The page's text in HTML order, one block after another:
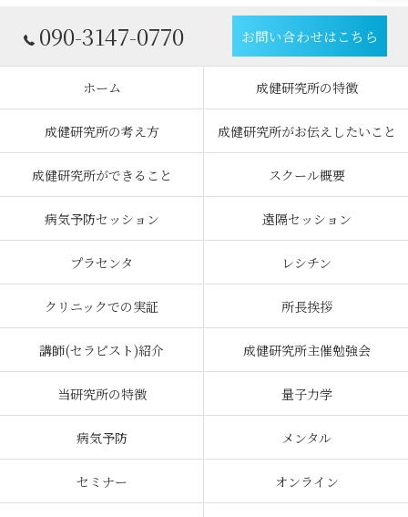
090-3147-0770 お問い合わせはこちら
ホーム 成健研究所の特徴
成健研究所の考え方 成健研究所がお伝えしたいこと
成健研究所ができること スクール概要
病気予防セッション 遠隔セッション
プラセンタ レシチン
クリニックでの実証 所長挨拶
講師(セラピスト)紹介 成健研究所主催勉強会
当研究所の特徴 量子力学
病気予防 メンタル
セミナー オンライン